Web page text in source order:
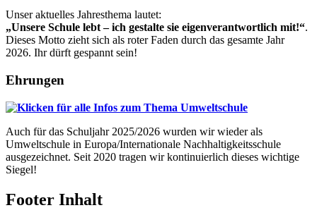
Unser aktuelles Jahresthema lautet:
„Unsere Schule lebt – ich gestalte sie eigenverantwortlich mit!“.
Dieses Motto zieht sich als roter Faden durch das gesamte Jahr
2026. Ihr dürft gespannt sein!
Ehrungen
Auch für das Schuljahr 2025/2026 wurden wir wieder als
Umweltschule in Europa/Internationale Nachhaltigkeitsschule
ausgezeichnet. Seit 2020 tragen wir kontinuierlich dieses wichtige
Siegel!
Footer Inhalt